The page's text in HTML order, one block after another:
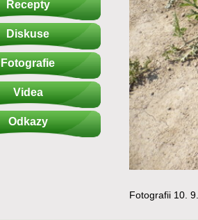
Recepty
Diskuse
Fotografie
Videa
Odkazy
Fotografii 10.